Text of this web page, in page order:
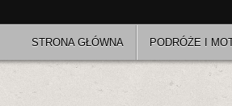
STRONA GŁÓWNA PODRÓŻE I